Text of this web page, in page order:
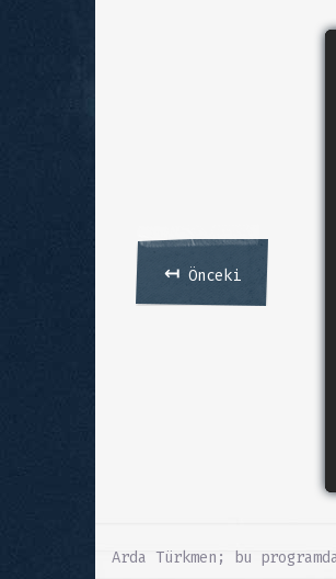
↤Önceki
Arda Türkmen; bu